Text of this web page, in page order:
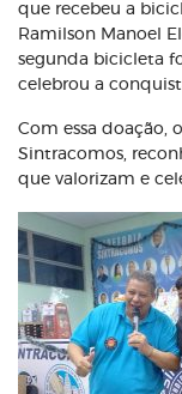
que recebeu a
Ramilson Manoel
segunda bicicleta
celebrou a
Com essa doação, o
Sintracomos,
que valorizam e